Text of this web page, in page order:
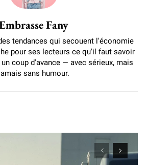
Fany
tendances qui secouent l'économie
pour ses lecteurs ce qu'il faut savoir
coup d'avance — avec sérieux, mais
sans humour.